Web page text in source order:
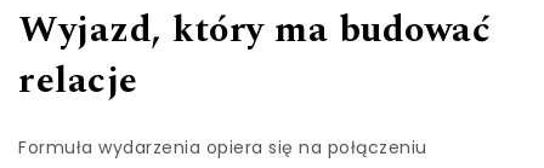
Wyjazd, który ma budować
relacje
Formuła wydarzenia opiera się na połączeniu